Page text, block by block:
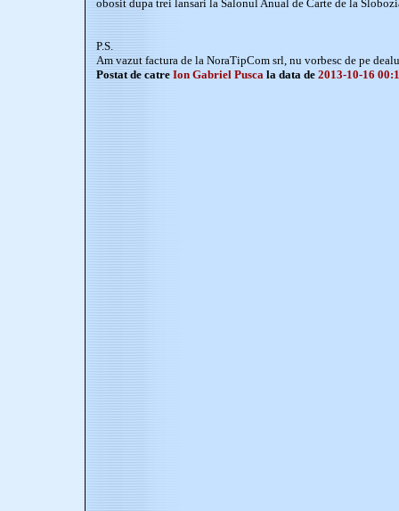
obosit dupa trei lansari la Salonul Anual de Carte de la
P.S.
Am vazut factura de la NoraTipCom srl, nu vorbesc de pe
Postat de catre Ion Gabriel Pusca la data de 2013-10-16